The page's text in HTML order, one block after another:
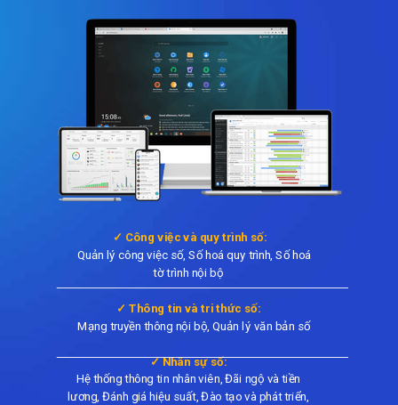
✓ Công việc và quy trình số:
Quản lý công việc số, Số hoá quy trình, Số hoá
tờ trình nội bộ
✓ Thông tin và tri thức số:
Mạng truyền thông nội bộ, Quản lý văn bản số
✓ Nhân sự số:
Hệ thống thông tin nhân viên,Đãi ngộ và tiền
lương, Đánh giá hiệu suất, Đào tạo và phát triển,
_________________________________________